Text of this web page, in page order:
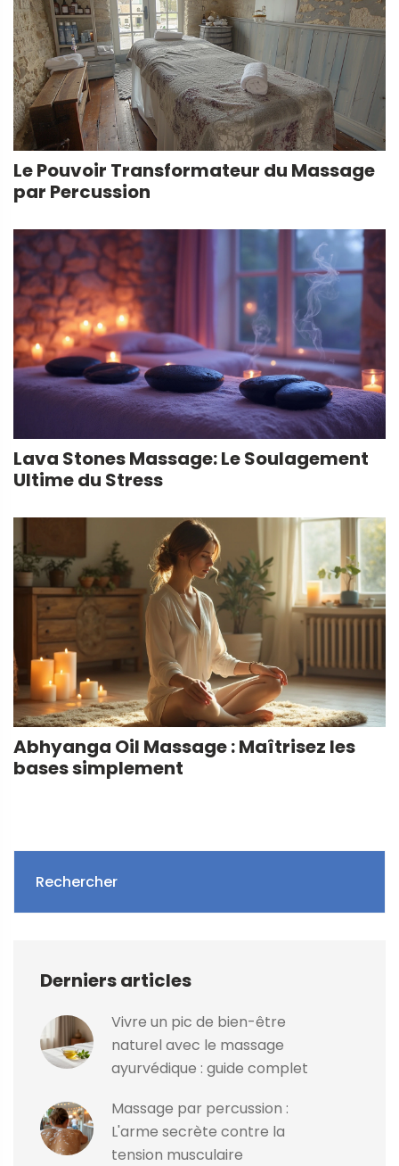
Le Pouvoir Transformateur du Massage
par Percussion
Lava Stones Massage: Le Soulagement
Ultime du Stress
Abhyanga Oil Massage : Maîtrisez les
bases simplement
Rechercher
Derniers articles
Vivre un pic de bien-être
naturel avec le massage
ayurvédique : guide complet
Massage par percussion :
L'arme secrète contre la
tension musculaire